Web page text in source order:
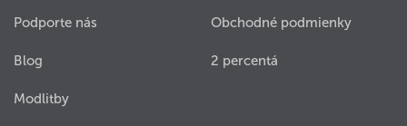
Podporte nás
Blog
Modlitby
Obchodné podmienky
2 percentá